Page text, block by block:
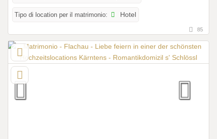
Tipo di location per il matrimonio: Hotel
85